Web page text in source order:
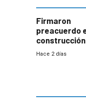
a revisar
proyectos
Firmaron
preacuerdo
construcción
comprende
Hace 2 días